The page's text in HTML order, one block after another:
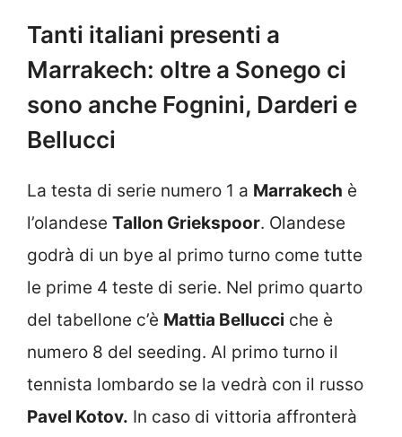
Tanti italiani presenti a
Marrakech: oltre a Sonego ci
sono anche Fognini, Darderi e
Bellucci
La testa di serie numero 1 a Marrakech è
l’olandese Tallon Griekspoor. Olandese
godrà di un bye al primo turno come tutte
le prime 4 teste di serie. Nel primo quarto
del tabellone c’è Mattia Bellucci che è
numero 8 del seeding. Al primo turno il
tennista lombardo se la vedrà con il russo
Pavel Kotov. In caso di vittoria affronterà